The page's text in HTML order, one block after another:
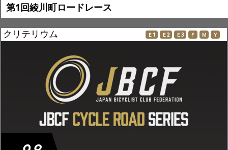
第1回綾川町ロードレース
クリテリウム Ｅ1 Ｅ2 Ｅ3 Ｆ Ｍ Ｙ